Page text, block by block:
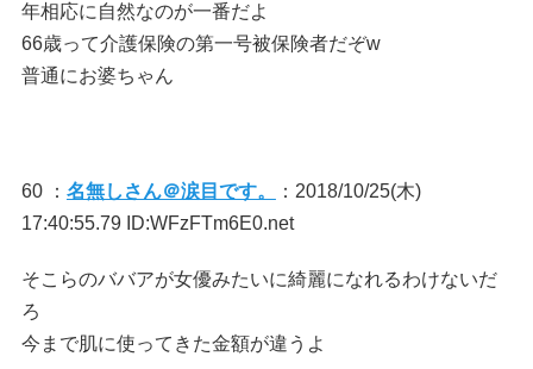
年相応に自然なのが一番だよ
66歳って介護保険の第一号被保険者だぞw
普通にお婆ちゃん
60 ： 名無しさん＠涙目です。
：2018/10/25(木)
17:40:55.79 ID:WFzFTm6E0.net
そこらのババアが女優みたいに綺麗になれるわけないだ
ろ
今まで肌に使ってきた金額が違うよ